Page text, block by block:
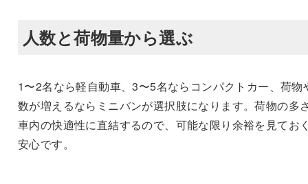
人数と荷物量から選ぶ
1〜2名なら軽自動車、3〜5名ならコンパクトカー、荷物
数が増えるならミニバンが選択肢になります。荷物の多
車内の快適性に直結するので、可能な限り余裕を見てお
安心です。